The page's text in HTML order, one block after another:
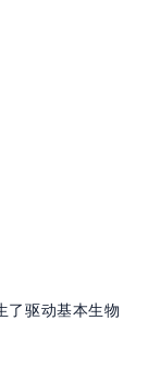
了驱动基本生物